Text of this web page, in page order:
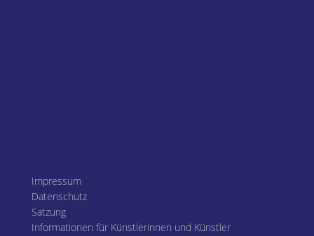
Impressum
Datenschutz
Satzung
Informationen für Künstlerinnen und Künstler